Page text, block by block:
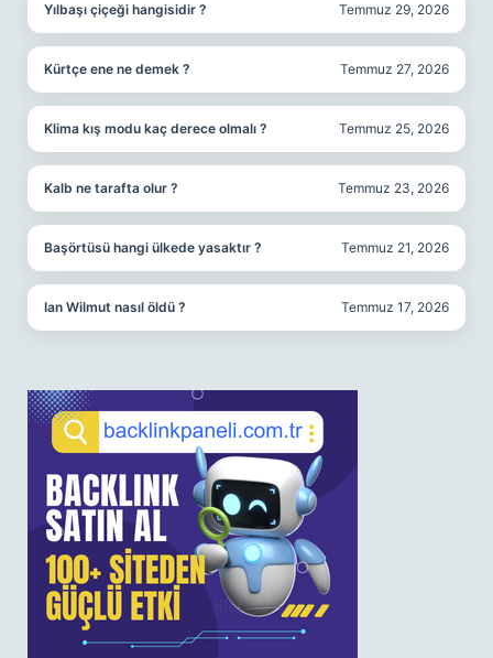
Yılbaşı çiçeği hangisidir ? Temmuz 29, 2026
Kürtçe ene ne demek ? Temmuz 27, 2026
Klima kış modu kaç derece olmalı ? Temmuz 25, 2026
Kalb ne tarafta olur ? Temmuz 23, 2026
Başörtüsü hangi ülkede yasaktır ? Temmuz 21, 2026
Ian Wilmut nasıl öldü ? Temmuz 17, 2026